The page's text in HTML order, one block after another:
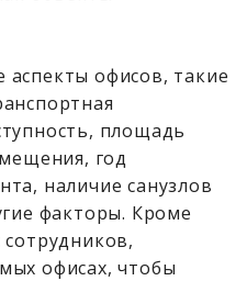
офисов, такие
площадь
год
наличие санузлов
факторы. Кроме
офисах, чтобы